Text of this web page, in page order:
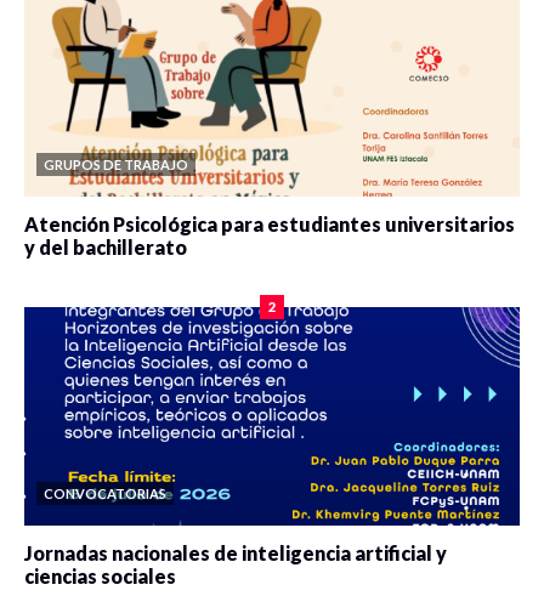
GRUPOS DE TRABAJO
Atención Psicológica para estudiantes universitarios
y del bachillerato
2
CONVOCATORIAS
Jornadas nacionales de inteligencia artificial y
ciencias sociales